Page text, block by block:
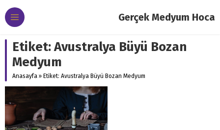
Gerçek Medyum Hoca
Etiket:Avustralya Büyü Bozan
Medyum
Anasayfa » Etiket: Avustralya Büyü Bozan Medyum